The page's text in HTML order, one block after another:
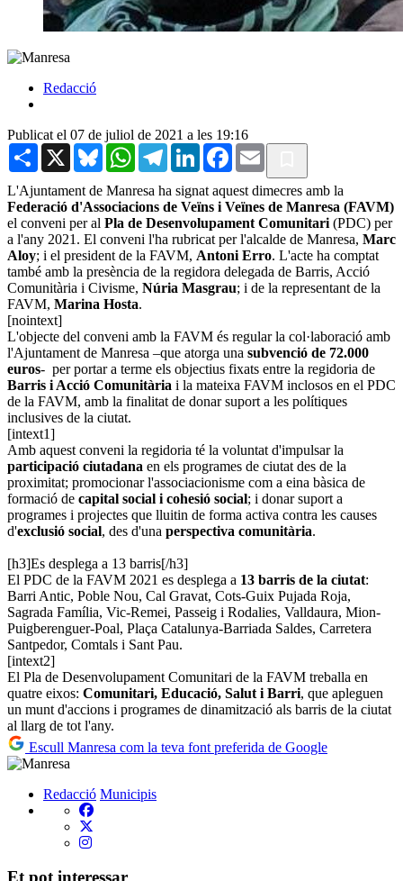
Redacció
Publicat el 07 de juliol de 2021 a les 19:16
Share X BlueskyWhatsAppTelegramLinkedInFacebook
Email
L'Ajuntament de Manresa ha signat aquest dimecres amb la
Federació d'Associacions de Veïns i Veïnes de Manresa (FAVM)
el conveni per al Pla de Desenvolupament Comunitari (PDC) per
a l'any 2021. El conveni l'ha rubricat per l'alcalde de Manresa, Marc
Aloy; i el president de la FAVM, Antoni Erro. L'acte ha comptat
també amb la presència de la regidora delegada de Barris, Acció
Comunitària i Civisme, Núria Masgrau; i de la representant de la
FAVM, Marina Hosta.
[nointext]
L'objecte del conveni amb la FAVM és regular la col·laboració amb
l'Ajuntament de Manresa –que atorga una subvenció de 72.000
euros- per portar a terme els objectius fixats entre la regidoria de
Barris i Acció Comunitària i la mateixa FAVM inclosos en el PDC
de la FAVM, amb la finalitat de donar suport a les polítiques
inclusives de la ciutat.
[intext1]
Amb aquest conveni la regidoria té la voluntat d'impulsar la
participació ciutadana en els programes de ciutat des de la
proximitat; promocionar l'associacionisme com a eina bàsica de
formació de capital social i cohesió social; i donar suport a
programes i projectes que lluitin de forma activa contra les causes
d'exclusió social, des d'una perspectiva comunitària.
[h3]Es desplega a 13 barris[/h3]
El PDC de la FAVM 2021 es desplega a 13 barris de la ciutat:
Barri Antic, Poble Nou, Cal Gravat, Cots-Guix Pujada Roja,
Sagrada Família, Vic-Remei, Passeig i Rodalies, Valldaura, Mion-
Puigberenguer-Poal, Plaça Catalunya-Barriada Saldes, Carretera
Santpedor, Comtals i Sant Pau.
[intext2]
El Pla de Desenvolupament Comunitari de la FAVM treballa en
quatre eixos: Comunitari, Educació, Salut i Barri, que apleguen
un munt d'accions i programes de dinamització als barris de la ciutat
al llarg de tot l'any.
Escull Manresa com la teva font preferida de Google
Redacció Municipis